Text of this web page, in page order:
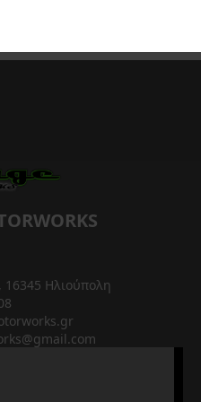
16345 Ηλιούπολη